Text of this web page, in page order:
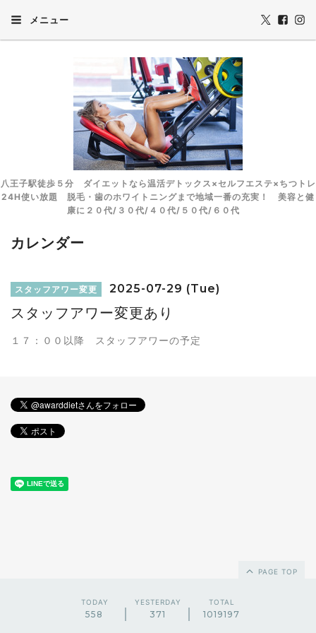
メニュー
八王子駅徒歩５分 ダイエットなら温活デトックス×セルフエステ×ちつトレ
24H使い放題 脱毛・歯のホワイトニングまで地域一番の充実！ 美容と健
康に２０代/３０代/４０代/５０代/６０代
カレンダー
スタッフアワー変更 2025-07-29 (Tue)
スタッフアワー変更あり
１７：００以降 スタッフアワーの予定
PAGE TOP
TODAY
558
YESTERDAY
371
TOTAL
1019197